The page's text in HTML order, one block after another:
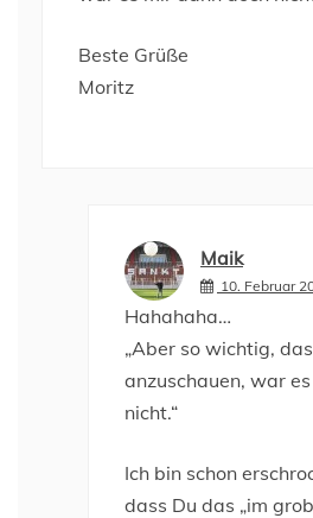
Beste Grüße
Moritz
Maik
10. Februar
Hahahaha…
„Aber so wichtig,
anzuschauen, war
nicht.“
Ich bin schon
dass Du das „im